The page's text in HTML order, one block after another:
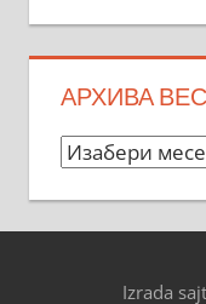
АРХИВА
Архива
Izrada